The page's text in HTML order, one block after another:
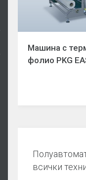
Машина с
фолио PKG
всички